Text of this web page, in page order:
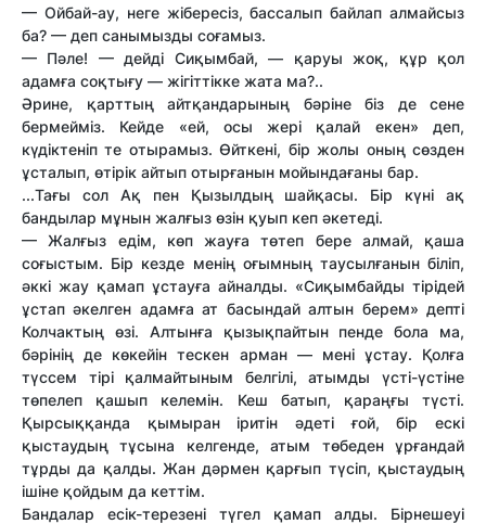
— Ойбай-ау, неге жібересіз, бассалып байлап алмайсыз
ба? — деп санымызды соғамыз.
— Пәле! — дейді Сиқымбай, — қаруы жоқ, құр қол
адамға соқтығу — жігіттікке жата ма?..
Әрине, қарттың айтқандарының бәріне біз де сене
бермейміз. Кейде «ей, осы жері қалай екен» деп,
күдіктеніп те отырамыз. Өйткені, бір жолы оның сөзден
ұсталып, өтірік айтып отырғанын мойындағаны бар.
...Тағы сол Ақ пен Қызылдың шайқасы. Бір күні ақ
бандылар мұнын жалғыз өзін қуып кеп әкетеді.
— Жалғыз едім, көп жауға төтеп бере алмай, қаша
соғыстым. Бір кезде менің оғымның таусылғанын біліп,
әккі жау қамап ұстауға айналды. «Сиқымбайды тірідей
ұстап әкелген адамға ат басындай алтын берем» депті
Колчактың өзі. Алтынға қызықпайтын пенде бола ма,
бәрінің де көкейін тескен арман — мені ұстау. Қолға
түссем тірі қалмайтыным белгілі, атымды үсті-үстіне
төпелеп қашып келемін. Кеш батып, қараңғы түсті.
Қырсыққанда қымыран іритін әдеті ғой, бір ескі
қыстаудың тұсына келгенде, атым төбеден ұрғандай
тұрды да қалды. Жан дәрмен қарғып түсіп, қыстаудың
ішіне қойдым да кеттім.
Бандалар есік-терезені түгел қамап алды. Бірнешеуі